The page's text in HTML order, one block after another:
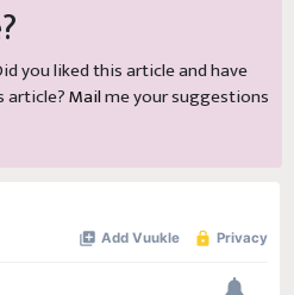
you liked this article and have
article?Mailme your suggestions